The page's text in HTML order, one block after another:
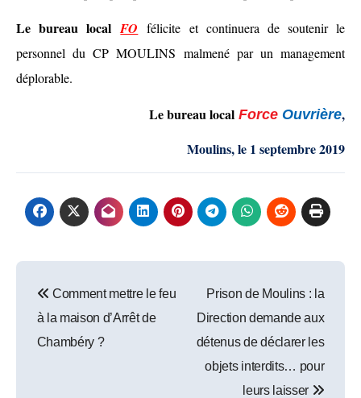
Le bureau local FO félicite et continuera de soutenir le
personnel du CP MOULINS malmené par un management
déplorable.
Le bureau local Force Ouvrière,
Moulins, le 1 septembre 2019
navigation
Comment mettre le feu
à la maison d’Arrêt de
Chambéry ?
Prison de Moulins : la
Direction demande aux
détenus de déclarer les
objets interdits… pour
leurs laisser